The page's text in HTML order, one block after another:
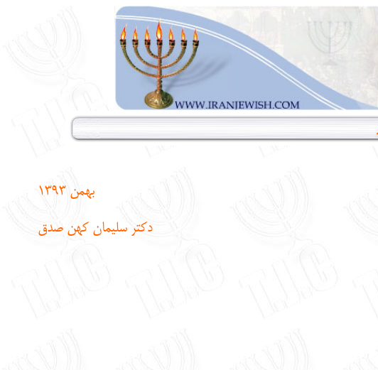
بهمن 1393
دکتر سلیمان کهن صدق